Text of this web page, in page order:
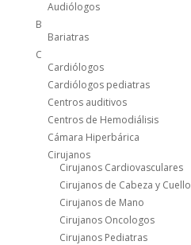
Audiólogos
B
Bariatras
C
Cardiólogos
Cardiólogos pediatras
Centros auditivos
Centros de Hemodiálisis
Cámara Hiperbárica
Cirujanos
Cirujanos Cardiovasculares
Cirujanos de Cabeza y Cuello
Cirujanos de Mano
Cirujanos Oncologos
Cirujanos Pediatras